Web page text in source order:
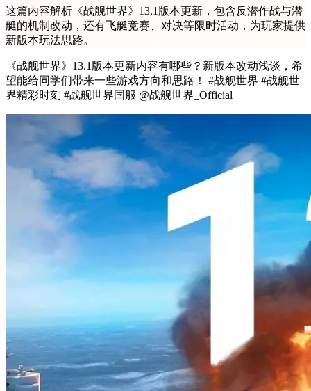
这篇内容解析《战舰世界》13.1版本更新，包含反潜作战与潜
艇的机制改动，还有飞艇竞赛、对决等限时活动，为玩家提供
新版本玩法思路。
《战舰世界》13.1版本更新内容有哪些？新版本改动浅谈，希
望能给同学们带来一些游戏方向和思路！ #战舰世界 #战舰世
界精彩时刻 #战舰世界国服 @战舰世界_Official